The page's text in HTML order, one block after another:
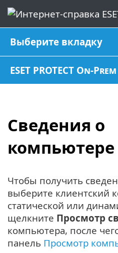
Выберите вкладку
ESET PROTECT On-
Сведения о
компьютере
Чтобы получить
выберите клиентский
статической или
щелкните Просмотр
компьютера, после
панель Просмотр